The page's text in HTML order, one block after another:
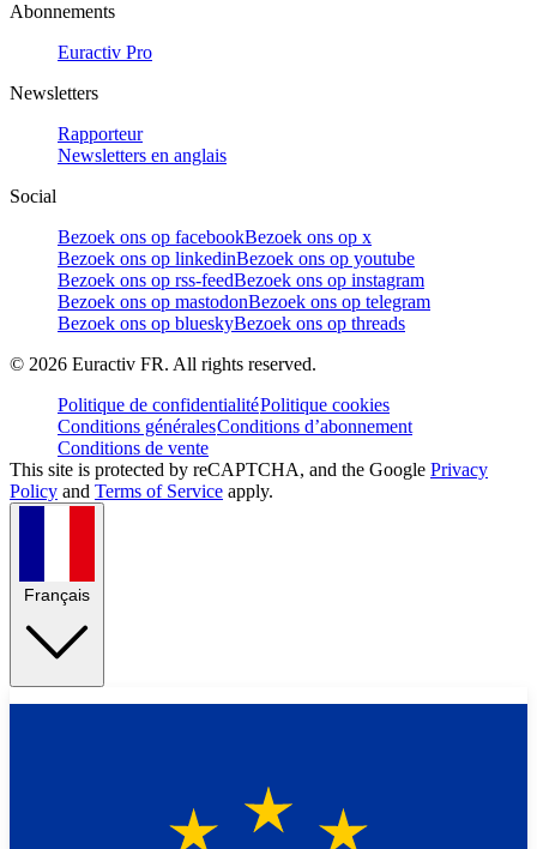
Abonnements
Euractiv Pro
Newsletters
Rapporteur
Newsletters en anglais
Social
Bezoek ons op facebookBezoek ons op x
Bezoek ons op linkedinBezoek ons op youtube
Bezoek ons op rss-feedBezoek ons op instagram
Bezoek ons op mastodonBezoek ons op telegram
Bezoek ons op blueskyBezoek ons op threads
© 2026 Euractiv FR. All rights reserved.
Politique de confidentialitéPolitique cookies
Conditions généralesConditions d’abonnement
Conditions de vente
This site is protected by reCAPTCHA, and the Google Privacy
Policy and Terms of Service apply.
Français